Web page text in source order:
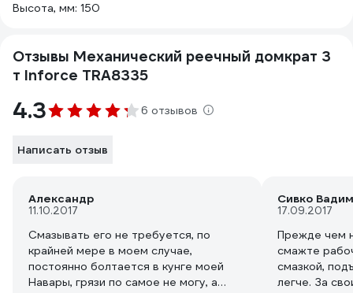
Высота, мм: 150
Отзывы Механический реечный домкрат 3
т Inforce TRA8335
4.3 6 отзывов
Написать отзыв
Александр
11.10.2017
Смазывать его не требуется, по
крайней мере в моем случае,
постоянно болтается в кунге моей
Навары, грязи по самое не могу, а
Сивко
17.09.2017
Прежде чем
смажте
смазкой,
легче. За